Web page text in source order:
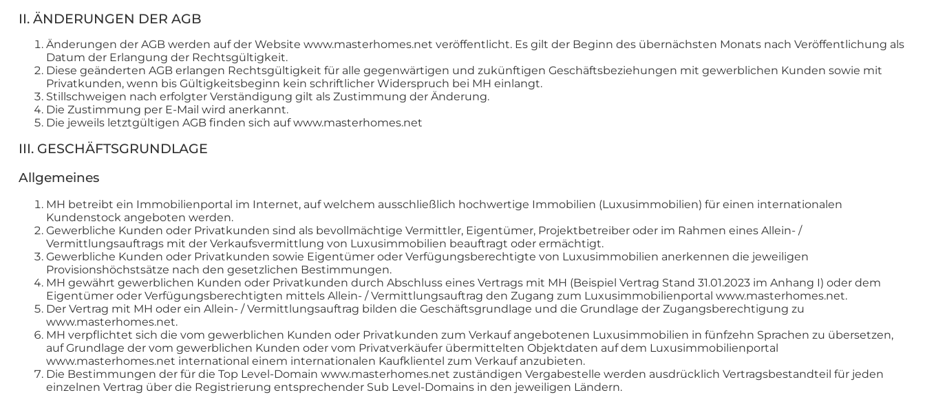
II. ÄNDERUNGEN DER AGB
Änderungen der AGB werden auf der Website www.masterhomes.net veröffentlicht. Es gilt der Beginn des übernächsten Monats nach Veröffentlichung als
Datum der Erlangung der Rechtsgültigkeit.
Diese geänderten AGB erlangen Rechtsgültigkeit für alle gegenwärtigen und zukünftigen Geschäftsbeziehungen mit gewerblichen Kunden sowie mit
Privatkunden, wenn bis Gültigkeitsbeginn kein schriftlicher Widerspruch bei MH einlangt.
Stillschweigen nach erfolgter Verständigung gilt als Zustimmung der Änderung.
Die Zustimmung per E-Mail wird anerkannt.
Die jeweils letztgültigen AGB finden sich auf www.masterhomes.net
III. GESCHÄFTSGRUNDLAGE
Allgemeines
MH betreibt ein Immobilienportal im Internet, auf welchem ausschließlich hochwertige Immobilien (Luxusimmobilien) für einen internationalen
Kundenstock angeboten werden.
Gewerbliche Kunden oder Privatkunden sind als bevollmächtige Vermittler, Eigentümer, Projektbetreiber oder im Rahmen eines Allein- /
Vermittlungsauftrags mit der Verkaufsvermittlung von Luxusimmobilien beauftragt oder ermächtigt.
Gewerbliche Kunden oder Privatkunden sowie Eigentümer oder Verfügungsberechtigte von Luxusimmobilien anerkennen die jeweiligen
Provisionshöchstsätze nach den gesetzlichen Bestimmungen.
MH gewährt gewerblichen Kunden oder Privatkunden durch Abschluss eines Vertrags mit MH (Beispiel Vertrag Stand 31.01.2023 im Anhang I) oder dem
Eigentümer oder Verfügungsberechtigten mittels Allein- / Vermittlungsauftrag den Zugang zum Luxusimmobilienportal www.masterhomes.net.
Der Vertrag mit MH oder ein Allein- / Vermittlungsauftrag bilden die Geschäftsgrundlage und die Grundlage der Zugangsberechtigung zu
www.masterhomes.net.
MH verpflichtet sich die vom gewerblichen Kunden oder Privatkunden zum Verkauf angebotenen Luxusimmobilien in fünfzehn Sprachen zu übersetzen,
auf Grundlage der vom gewerblichen Kunden oder vom Privatverkäufer übermittelten Objektdaten auf dem Luxusimmobilienportal
www.masterhomes.net international einem internationalen Kaufklientel zum Verkauf anzubieten.
Die Bestimmungen der für die Top Level-Domain www.masterhomes.net zuständigen Vergabestelle werden ausdrücklich Vertragsbestandteil für jeden
einzelnen Vertrag über die Registrierung entsprechender Sub Level-Domains in den jeweiligen Ländern.